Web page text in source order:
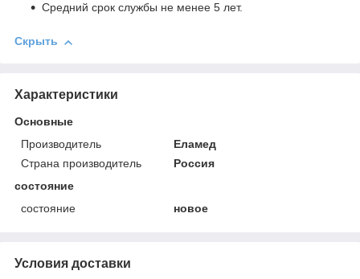
Средний срок службы не менее 5 лет.
Скрыть
Характеристики
Основные
Производитель
Еламед
Страна производитель
Россия
состояние
состояние
новое
Условия доставки